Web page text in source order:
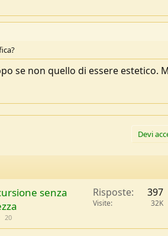
se non quello di essere estetico.
Devi
senza
20
Risposte 397
Visite 32K